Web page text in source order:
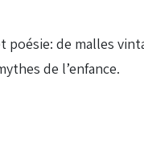
de malles
de l’enfance.